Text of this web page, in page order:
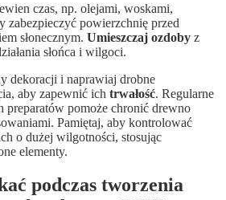
czas, np. olejami, woskami,
zabezpieczyć powierzchnię przed
słonecznym. Umieszczaj ozdoby z
słońca i wilgoci.
dekoracji i naprawiaj drobne
aby zapewnić ich trwałość. Regularne
preparatów pomoże chronić drewno
Pamiętaj, aby kontrolować
o dużej wilgotności, stosując
elementy.
podczas tworzenia